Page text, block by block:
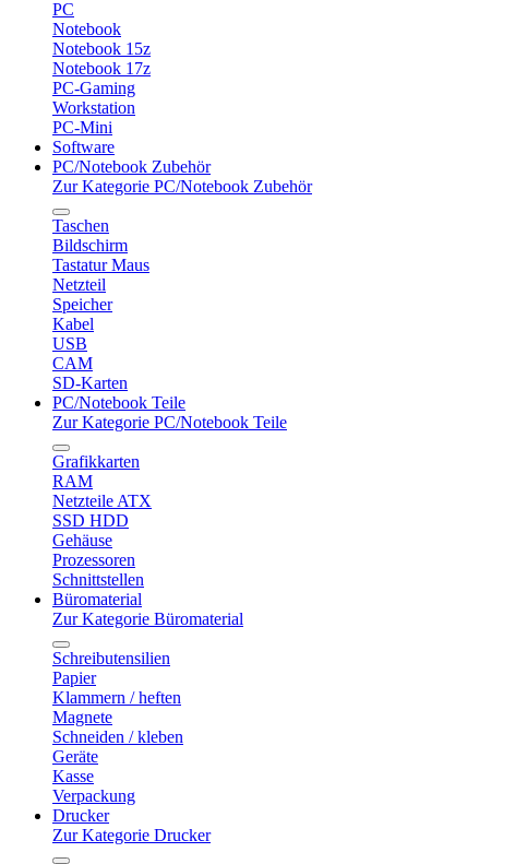
PC
Notebook
Notebook 15z
Notebook 17z
PC-Gaming
Workstation
PC-Mini
Software
PC/Notebook Zubehör
Zur Kategorie PC/Notebook Zubehör
Taschen
Bildschirm
Tastatur Maus
Netzteil
Speicher
Kabel
USB
CAM
SD-Karten
PC/Notebook Teile
Zur Kategorie PC/Notebook Teile
Grafikkarten
RAM
Netzteile ATX
SSD HDD
Gehäuse
Prozessoren
Schnittstellen
Büromaterial
Zur Kategorie Büromaterial
Schreibutensilien
Papier
Klammern / heften
Magnete
Schneiden / kleben
Geräte
Kasse
Verpackung
Drucker
Zur Kategorie Drucker